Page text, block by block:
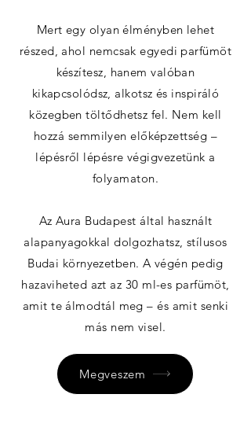
Mert egy olyan élményben lehet
részed, ahol nemcsak egyedi parfümöt
készítesz, hanem valóban
kikapcsolódsz, alkotsz és inspiráló
közegben töltődhetsz fel. Nem kell
hozzá semmilyen előképzettség –
lépésről lépésre végigvezetünk a
folyamaton.
Az Aura Budapest által használt
alapanyagokkal dolgozhatsz, stílusos
Budai környezetben. A végén pedig
hazaviheted azt az 30 ml-es parfümöt,
amit te álmodtál meg – és amit senki
más nem visel.
Megveszem